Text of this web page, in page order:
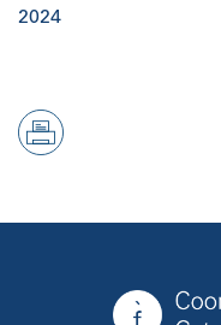
2024